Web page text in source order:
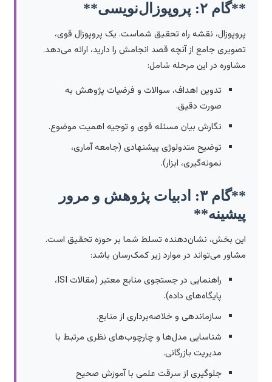
**گام ۲: پروپوزال‌نویسی**
پروپوزال، نقشه راه تحقیق شماست. یک پروپوزال قوی،
تصویری جامع از آنچه قصد انجامش را دارید، ارائه می‌دهد.
مشاوره در این مرحله شامل:
تدوین اهداف، سوالات و فرضیات پژوهش به
صورت دقیق.
نگارش بیان مسئله قوی و توجیه اهمیت موضوع.
توضیح متدولوژی پیشنهادی (جامعه آماری،
نمونه‌گیری، ابزار).
**گام ۳: ادبیات پژوهش و مرور
پیشینه**
این بخش، نشان‌دهنده تسلط شما بر حوزه تحقیق است.
مشاور می‌تواند در موارد زیر کمک‌رسان باشد:
راهنمایی در جستجوی منابع معتبر (مقالات ISI،
پایگاه‌های داده).
سازماندهی و خلاصه‌برداری از منابع.
شناسایی مدل‌ها و چارچوب‌های نظری مرتبط با
مدیریت بازرگانی.
جلوگیری از سرقت علمی با آموزش صحیح